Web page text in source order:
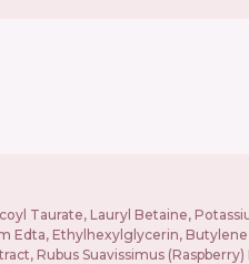
Taurate, Lauryl Betaine,
Ethylhexylglycerin,
Rubus Suavissimus